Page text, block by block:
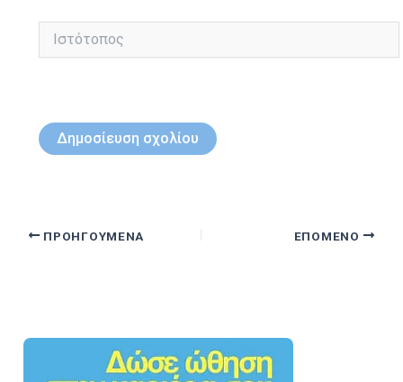
Ιστότοπος
ΠΡΟΗΓΟΎΜΕΝΑ ΕΠΌΜΕΝΟ